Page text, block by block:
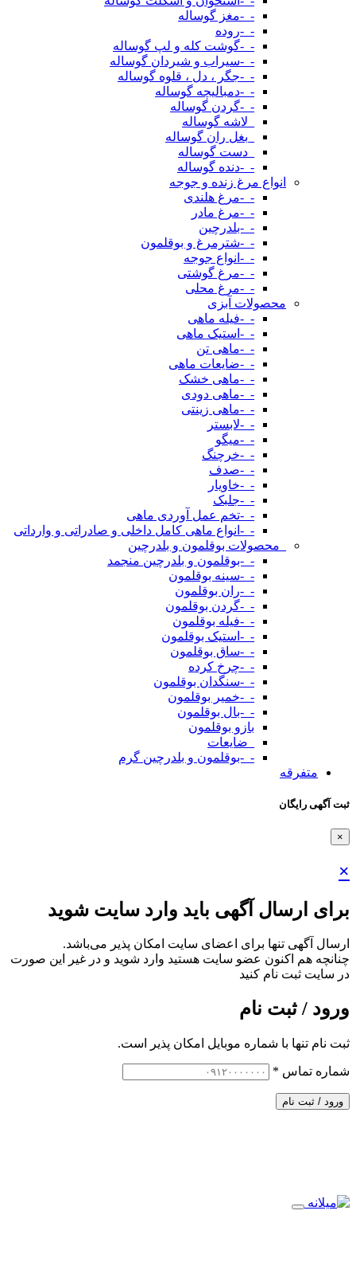
-_-مغز گوساله
-_-روده
-_-گوشت کله و لپ گوساله
-_-سیراب و شیردان گوساله
-_-جگر ، دل ، قلوه گوساله
-_-دمبالیچه گوساله
-_-گردن گوساله
_لاشه گوساله
_بغل ران گوساله
_دست گوساله
-_-دنده گوساله
انواع مرغ زنده و جوجه
-_-مرغ هلندی
-_-مرغ مادر
-_-بلدرچین
-_-شترمرغ و بوقلمون
-_-انواع جوجه
-_-مرغ گوشتی
-_-مرغ محلی
محصولات آبزی
-_-فیله ماهی
-_-استیک ماهی
-_-ماهی تن
-_-ضایعات ماهی
-_-ماهی خشک
-_-ماهی دودی
-_-ماهی زینتی
-_-لابستر
-_-میگو
-_-خرچنگ
-_-صدف
-_-خاویار
-_-جلبک
-_-تخم عمل آوردی ماهی
-_-انواع ماهی کامل داخلی و صادراتی و وارداتی
_محصولات بوقلمون و بلدرچین
-_-بوقلمون و بلدرچین منجمد
-_-سینه بوقلمون
-_-ران بوقلمون
-_-گردن بوقلمون
-_-فیله بوقلمون
-_-استیک بوقلمون
-_-ساق بوقلمون
-_-چرخ کرده
-_-سنگدان بوقلمون
-_-خمیر بوقلمون
-_-بال بوقلمون
بازو بوقلمون
_ضایعات
-_-بوقلمون و بلدرچین گرم
متفرقه
ثبت آگهی رایگان
×
×
برای ارسال آگهی باید وارد سایت شوید
ارسال آگهی تنها برای اعضای سایت امکان پذیر می‌باشد.
چنانچه هم‌ اکنون عضو سایت هستید وارد شوید و در غیر این صورت
در سایت ثبت نام کنید
ورود / ثبت نام
ثبت نام تنها با شماره موبایل امکان پذیر است.
شماره تماس *
ورود / ثبت نام